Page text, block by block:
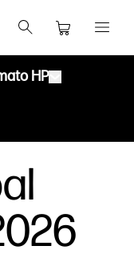
HP